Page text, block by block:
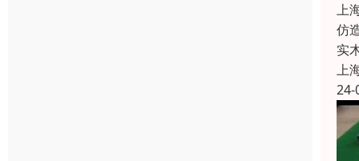
上
仿
实
上
24-